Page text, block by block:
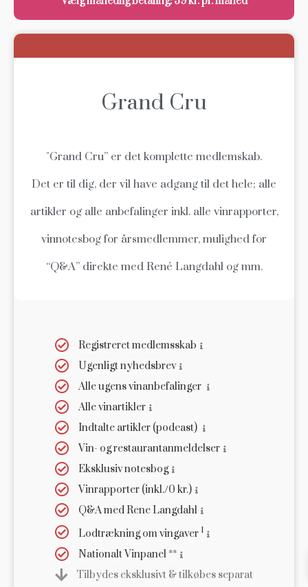
Grand Cru
"Grand Cru” er det komplette medlemskab.
Det er til dig, der vil have adgang til det hele; alle
artikler og alle anbefalinger inkl. alle vinrapporter,
vinnotesbog for årsmedlemmer, mulighed for
“Q&A” direkte med René Langdahl og mm.
Registreret medlemsskab
Ugenligt nyhedsbrev
Alle ugens vinanbefalinger
Alle vinartikler
Indtalte artikler (podcast)
Vin- og restaurantanmeldelser
Eksklusiv notesbog
Vinrapporter (inkl./0 kr.)
Q&A med Rene Langdahl
Lodtrækning om vingaver 1
Nationalt Vinpanel **
Tilbydes eksklusivt & tilkøbes separat